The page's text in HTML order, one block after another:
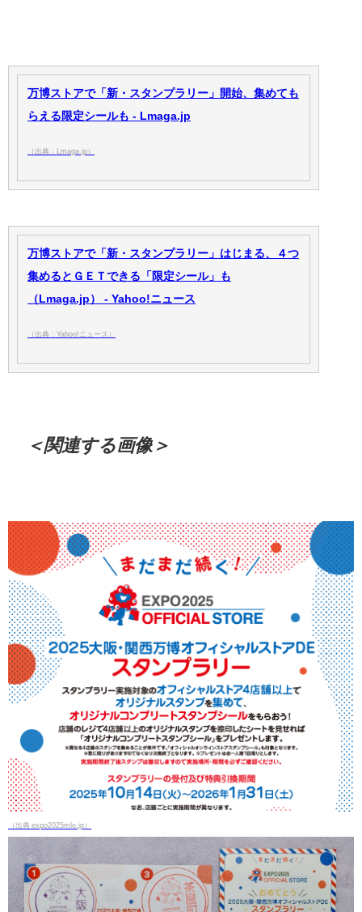
万博ストアで「新・スタンプラリー」開始、集めても
らえる限定シールも - Lmaga.jp
（出典：Lmaga.jp）
万博ストアで「新・スタンプラリー」はじまる、４つ
集めるとＧＥＴできる「限定シール」も
（Lmaga.jp） - Yahoo!ニュース
（出典：Yahoo!ニュース）
＜関連する画像＞
（出典 expo2025mlo.jp）